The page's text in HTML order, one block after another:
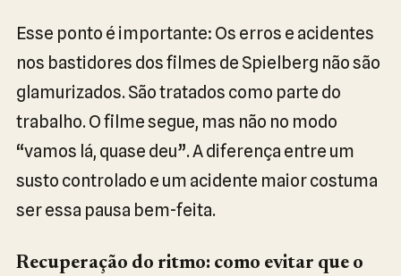
Esse ponto é importante: Os erros e acidentes
nos bastidores dos filmes de Spielberg não são
glamurizados. São tratados como parte do
trabalho. O filme segue, mas não no modo
“vamos lá, quase deu”. A diferença entre um
susto controlado e um acidente maior costuma
ser essa pausa bem-feita.
Recuperação do ritmo: como evitar que o